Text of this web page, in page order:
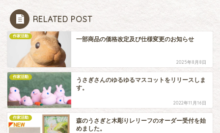
RELATED POST
作家活動 一部商品の価格改定及び仕様変更のお知らせ
2025年8月8日
作家活動
うさぎさんのゆるゆるマスコットをリリースしま
す。
2022年11月16日
作家活動
森のうさぎと木彫りレリーフのオーダー受付を始
めました。